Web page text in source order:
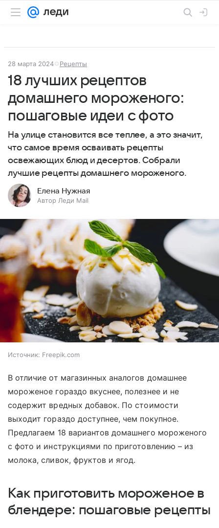
28 марта 2024 Рецепты
18 лучших рецептов
домашнего мороженого:
пошаговые идеи с фото
На улице становится все теплее, а это значит,
что самое время осваивать рецепты
освежающих блюд и десертов. Собрали
лучшие рецепты домашнего мороженого.
Елена Нужная
Автор Леди Mail
Источник: Freepik.com
В отличие от магазинных аналогов домашнее
мороженое гораздо вкуснее, полезнее и не
содержит вредных добавок. По стоимости
выходит гораздо доступнее, чем покупное.
Предлагаем 18 вариантов домашнего мороженого
с фото и инструкциями по приготовлению – из
молока, сливок, фруктов и ягод.
Как приготовить мороженое в
блендере: пошаговые рецепты